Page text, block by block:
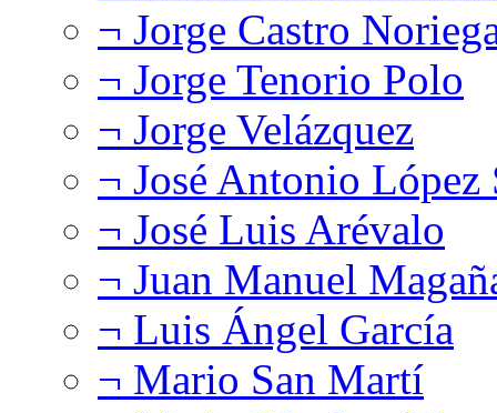
¬ Jorge Castro
¬ Jorge Tenorio Polo
¬ Jorge Velázquez
¬ José Antonio López
¬ José Luis Arévalo
¬ Juan Manuel
¬ Luis Ángel García
¬ Mario San Martí